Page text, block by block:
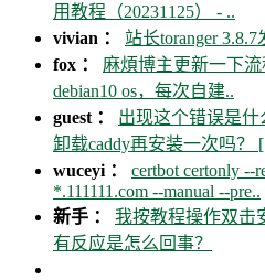
用教程（20231125） - ..
vivian ： 站长toranger 3.8.7
fox ： 麻煩博主更新一下流
debian10 os，每次自建..
guest ： 出现这个错误是
卸载caddy再安装一次吗？
wuceyi ： certbot certonly --
*.111111.com --manual --pre..
新手 ： 我按教程操作双击
有反应是怎么回事？